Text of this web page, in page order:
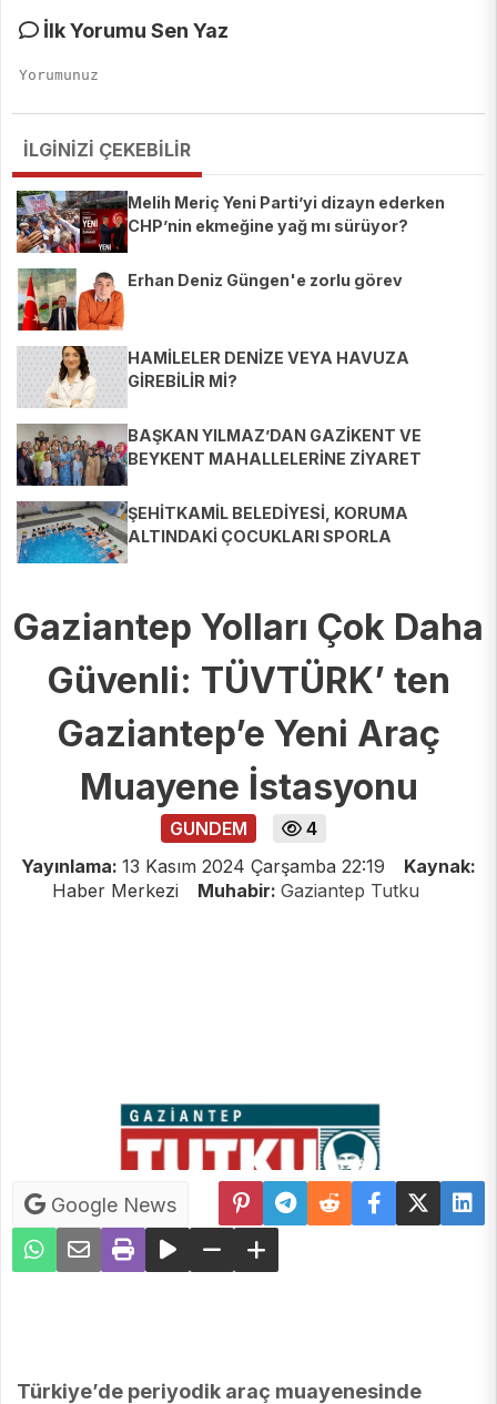
İlk Yorumu Sen Yaz
İLGİNİZİ ÇEKEBİLİR
Melih Meriç Yeni Parti’yi dizayn ederken
CHP’nin ekmeğine yağ mı sürüyor?
Erhan Deniz Güngen'e zorlu görev
HAMİLELER DENİZE VEYA HAVUZA
GİREBİLİR Mİ?
BAŞKAN YILMAZ’DAN GAZİKENT VE
BEYKENT MAHALLELERİNE ZİYARET
ŞEHİTKAMİL BELEDİYESİ, KORUMA
ALTINDAKİ ÇOCUKLARI SPORLA
Gaziantep Yolları Çok Daha
Güvenli: TÜVTÜRK’ ten
Gaziantep’e Yeni Araç
Muayene İstasyonu
GUNDEM
4
Yayınlama: 13 Kasım 2024 Çarşamba 22:19
Kaynak:
Haber Merkezi
Muhabir: Gaziantep Tutku
Google News
Türkiye’de periyodik araç muayenesinde